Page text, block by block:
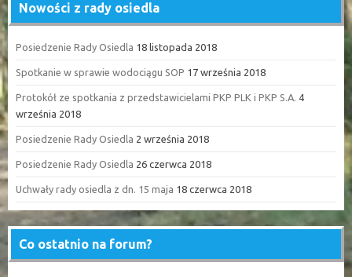
Nowości z rady osiedla
Posiedzenie Rady Osiedla 18 listopada 2018
Spotkanie w sprawie wodociągu SOP 17 września 2018
Protokół ze spotkania z przedstawicielami PKP PLK i PKP S.A. 4
września 2018
Posiedzenie Rady Osiedla 2 września 2018
Posiedzenie Rady Osiedla 26 czerwca 2018
Uchwały rady osiedla z dn. 15 maja 18 czerwca 2018
Co ostatnio na forum?